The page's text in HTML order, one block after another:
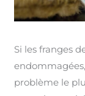
Si les franges
problème le